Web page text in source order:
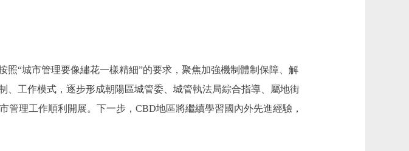
“城市管理要像繡花一樣精細”的要求，聚焦加強機制體制保障、解
工作模式，逐步形成朝陽區城管委、城管執法局綜合指導、屬地街
理工作順利開展。下一步，CBD地區將繼續學習國內外先進經驗，